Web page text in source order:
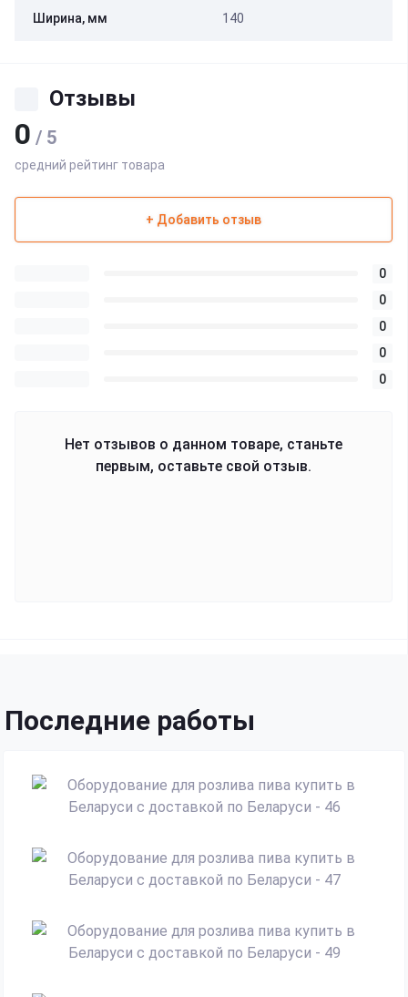
Ширина, мм 140
Отзывы
0 / 5
средний рейтинг товара
+ Добавить отзыв
0
0
0
0
0
Нет отзывов о данном товаре, станьте
первым, оставьте свой отзыв.
Последние работы